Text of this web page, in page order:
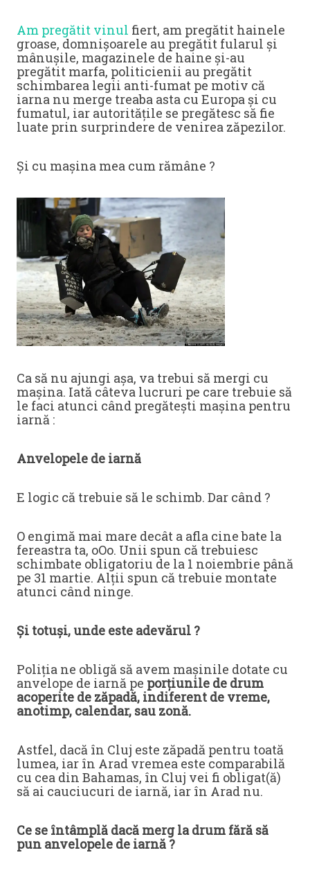
Am pregătit vinul fiert, am pregătit hainele
groase, domnișoarele au pregătit fularul și
mânușile, magazinele de haine și-au
pregătit marfa, politicienii au pregătit
schimbarea legii anti-fumat pe motiv că
iarna nu merge treaba asta cu Europa și cu
fumatul, iar autoritățile se pregătesc să fie
luate prin surprindere de venirea zăpezilor.
Și cu mașina mea cum rămâne ?
Ca să nu ajungi așa, va trebui să mergi cu
mașina. Iată câteva lucruri pe care trebuie să
le faci atunci când pregătești mașina pentru
iarnă :
Anvelopele de iarnă
E logic că trebuie să le schimb. Dar când ?
O engimă mai mare decât a afla cine bate la
fereastra ta, oOo. Unii spun că trebuiesc
schimbate obligatoriu de la 1 noiembrie până
pe 31 martie. Alții spun că trebuie montate
atunci când ninge.
Și totuși, unde este adevărul ?
Poliția ne obligă să avem mașinile dotate cu
anvelope de iarnă pe porțiunile de drum
acoperite de zăpadă, indiferent de vreme,
anotimp, calendar, sau zonă.
Astfel, dacă în Cluj este zăpadă pentru toată
lumea, iar în Arad vremea este comparabilă
cu cea din Bahamas, în Cluj vei fi obligat(ă)
să ai cauciucuri de iarnă, iar în Arad nu.
Ce se întâmplă dacă merg la drum fără să
pun anvelopele de iarnă ?